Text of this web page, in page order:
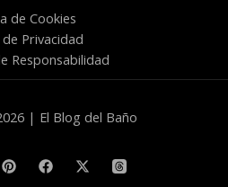
de Cookies
Privacidad
Responsabilidad
| El Blog del Baño